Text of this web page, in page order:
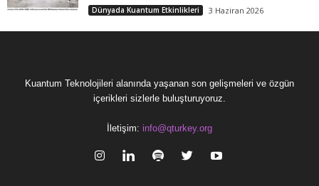
Dünyada Kuantum Etkinlikleri 3 Haziran 2026
Kuantum Teknolojileri alanında yaşanan son gelişmeleri ve özgün
içerikleri sizlerle buluşturuyoruz.
İletişim: info@qturkey.org